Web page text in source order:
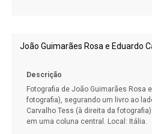
João Guimarães Rosa e Eduardo
Descrição
Fotografia de João Guimarães Rosa
fotografia), segurando um livro ao
Carvalho Tess (à direita da
em uma coluna central. Local: Itália.